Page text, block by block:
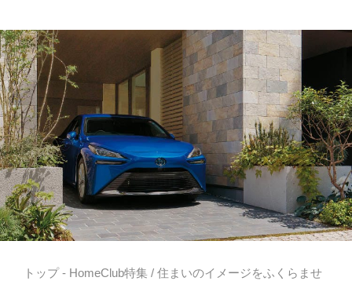
トップ- HomeClub特集/ 住まいのイメージをふくらませ